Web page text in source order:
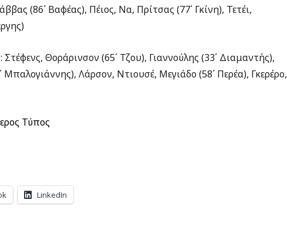
(86΄ Βαφέας), Πέιος, Να, Πρίτσας (77΄ Γκίνη), Τετέι,
Θοράρινσον (65΄ Τζου), Γιαννούλης (33΄ Διαμαντής),
Μπαλογιάννης), Λάρσον, Ντιουσέ, Μεγιάδο (58΄ Περέα), Γκερέρο,
Τύπος
LinkedIn